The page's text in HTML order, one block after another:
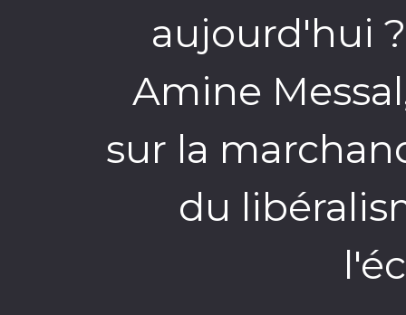
aujourd'hui
Amine
sur la
du